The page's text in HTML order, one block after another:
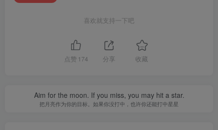
喜欢就支持一下吧
点赞 174 分享 收藏
Aim for the moon. If you miss, you may hit a star.
把月亮作为你的目标。如果你没打中，也许你还能打中星星